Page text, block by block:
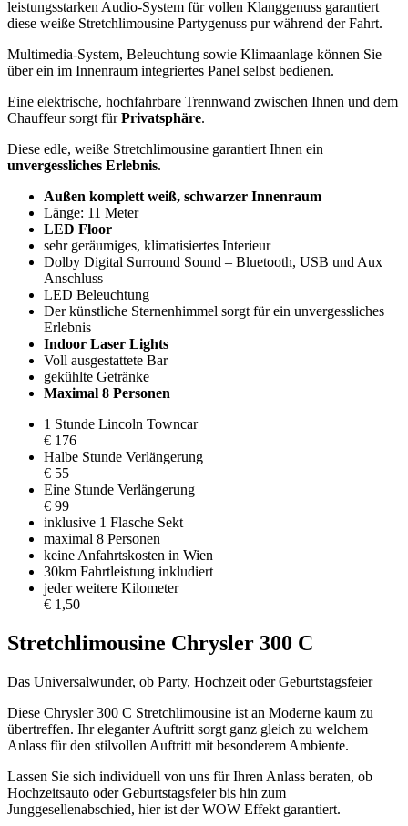
leistungsstarken Audio-System für vollen Klanggenuss garantiert
diese weiße Stretchlimousine Partygenuss pur während der Fahrt.
Multimedia-System, Beleuchtung sowie Klimaanlage können Sie
über ein im Innenraum integriertes Panel selbst bedienen.
Eine elektrische, hochfahrbare Trennwand zwischen Ihnen und dem
Chauffeur sorgt fürPrivatsphäre.
Diese edle, weiße Stretchlimousine garantiert Ihnen ein
unvergessliches Erlebnis.
Außen komplett weiß, schwarzer Innenraum
Länge: 11 Meter
LED Floor
sehr geräumiges, klimatisiertes Interieur
Dolby Digital Surround Sound – Bluetooth, USB und Aux
Anschluss
LED Beleuchtung
Der künstliche Sternenhimmel sorgt für ein unvergessliches
Erlebnis
Indoor Laser Lights
Voll ausgestattete Bar
gekühlte Getränke
Maximal 8 Personen
1 Stunde Lincoln Towncar
€ 176
Halbe Stunde Verlängerung
€ 55
Eine Stunde Verlängerung
€ 99
inklusive 1 Flasche Sekt
maximal 8 Personen
keine Anfahrtskosten in Wien
30km Fahrtleistung inkludiert
jeder weitere Kilometer
€ 1,50
Stretchlimousine Chrysler 300 C
Das Universalwunder, ob Party, Hochzeit oder Geburtstagsfeier
Diese Chrysler 300 C Stretchlimousine ist an Moderne kaum zu
übertreffen. Ihr eleganter Auftritt sorgt ganz gleich zu welchem
Anlass für den stilvollen Auftritt mit besonderem Ambiente.
Lassen Sie sich individuell von uns für Ihren Anlass beraten, ob
Hochzeitsauto oder Geburtstagsfeier bis hin zum
Junggesellenabschied, hier ist der WOW Effekt garantiert.